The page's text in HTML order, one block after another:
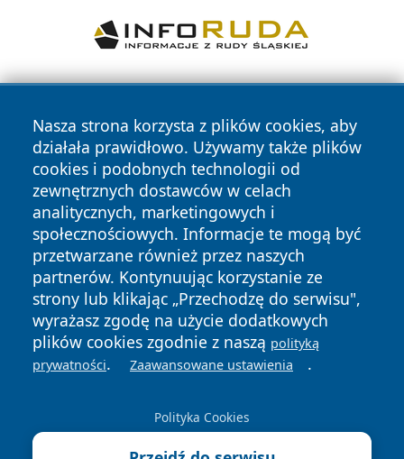
Nasza strona korzysta z plików cookies, aby
działała prawidłowo. Używamy także plików
cookies i podobnych technologii od
zewnętrznych dostawców w celach
analitycznych, marketingowych i
społecznościowych. Informacje te mogą być
przetwarzane również przez naszych
partnerów. Kontynuując korzystanie ze
strony lub klikając „Przechodzę do serwisu",
wyrażasz zgodę na użycie dodatkowych
plików cookies zgodnie z naszą polityką
prywatności. Zaawansowane ustawienia .
Polityka Cookies
Copyright © 2026 wrotatarnowa.pl Wszystkie prawa
zastrzeżone.
News Autorzy
Polityka
Prywatności
Polityka
Cookies